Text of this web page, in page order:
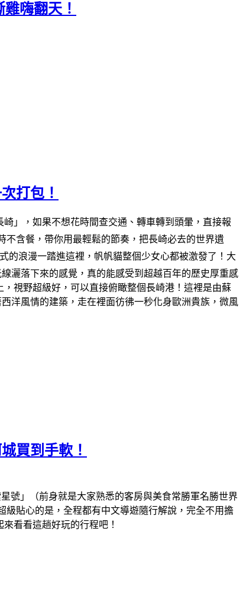
嗨翻天！
打包！
」，如果不想花時間查交通、轉車轉到頭暈，直接報
含餐，帶你用最輕鬆的節奏，把長崎必去的世界遺
浪漫一踏進這裡，帆帆貓整個少女心都被激發了！大
灑落下來的感覺，真的能感受到超越百年的歷史厚重感
視野超級好，可以直接俯瞰整個長崎港！這裡是由蘇
洋風情的建築，走在裡面彷彿一秒化身歐洲貴族，微風
買到手軟！
星號」（前身就是大家熟悉的客房與美食常勝軍名勝世界
級貼心的是，全程都有中文導遊隨行解說，完全不用擔
看看這趟好玩的行程吧！